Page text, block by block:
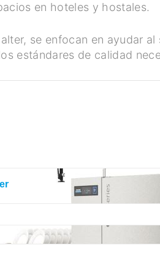
en hoteles y hostales.
se enfocan en ayudar
estándares de calidad